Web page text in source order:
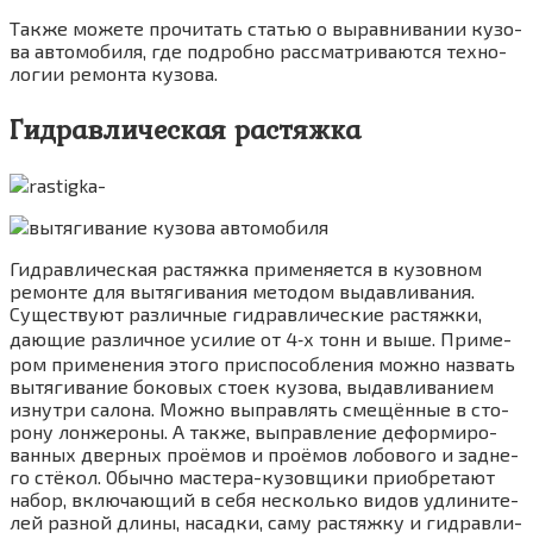
Так­же може­те про­чи­тать ста­тью о вырав­ни­ва­нии кузо­
ва авто­мо­би­ля, где подроб­но рас­смат­ри­ва­ют­ся тех­но­
ло­гии ремон­та кузова.
Гидравлическая растяжка
Гид­рав­ли­че­ская рас­тяж­ка при­ме­ня­ет­ся в кузов­ном
ремон­те для вытя­ги­ва­ния мето­дом выдав­ли­ва­ния.
Суще­ству­ют раз­лич­ные гид­рав­ли­че­ские рас­тяж­ки,
даю­щие раз­лич­ное уси­лие от 4‑х тонн и выше. При­ме­
ром при­ме­не­ния это­го при­спо­соб­ле­ния мож­но назвать
вытя­ги­ва­ние боко­вых сто­ек кузо­ва, выдав­ли­ва­ни­ем
изнут­ри сало­на. Мож­но выправ­лять сме­щён­ные в сто­
ро­ну лон­же­ро­ны. А так­же, выправ­ле­ние дефор­ми­ро­
ван­ных двер­ных про­ёмов и про­ёмов лобо­во­го и зад­не­
го стё­кол. Обыч­но масте­ра-кузов­щи­ки при­об­ре­та­ют
набор, вклю­ча­ю­щий в себя несколь­ко видов удли­ни­те­
лей раз­ной дли­ны, насад­ки, саму рас­тяж­ку и гид­рав­ли­